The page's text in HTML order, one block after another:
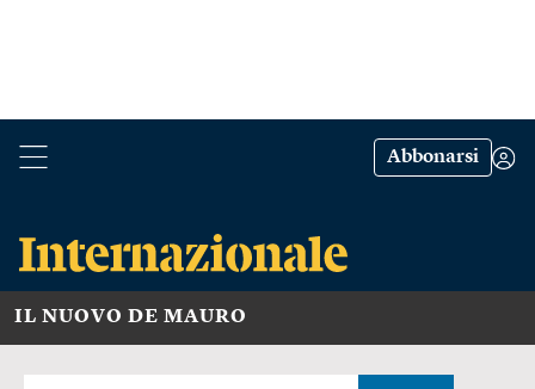
Abbonarsi
IL NUOVO DE MAURO